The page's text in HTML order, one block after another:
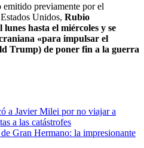
previamente por el
Unidos, Rubio
lunes hasta el miércoles y se
«para impulsar el
Trump) de poner fin a la guerra
a Javier Milei por no viajar a
a las catástrofes
Gran Hermano: la impresionante